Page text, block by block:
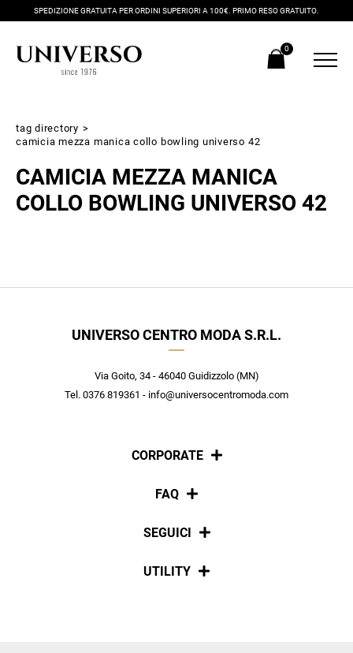
SPEDIZIONE GRATUITA PER ORDINI SUPERIORI A 100€. PRIMO RESO GRATUITO.
0
tag directory >
camicia mezza manica collo bowling universo 42
CAMICIA MEZZA MANICA
COLLO BOWLING UNIVERSO 42
UNIVERSO CENTRO MODA S.R.L.
Via Goito, 34 - 46040 Guidizzolo (MN)
Tel. 0376 819361 - info@universocentromoda.com
CORPORATE
Chi siamo
FAQ
Pagamenti
SEGUICI
Social
UTILITY
Iscriviti alla newsletter
nuovi arrivi utilizzabile anche in negozio!
Crea il tuo stile grazie ai consigli dei nostri personal shopper e
ISCRIVITI